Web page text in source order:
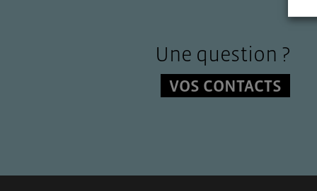
Une question ?
VOS CONTACTS